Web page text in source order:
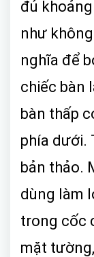
đủ
như
nghĩa để
chiếc bàn
bàn thấp
phía dưới.
bản thảo.
dùng làm
trong cốc
mặt